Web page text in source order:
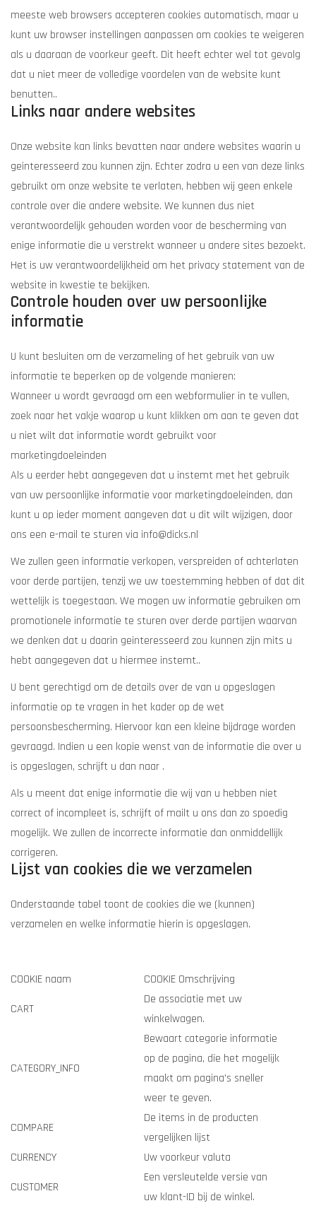
meeste web browsers accepteren cookies automatisch, maar u
kunt uw browser instellingen aanpassen om cookies te weigeren
als u daaraan de voorkeur geeft. Dit heeft echter wel tot gevolg
dat u niet meer de volledige voordelen van de website kunt
benutten..
Links naar andere websites
Onze website kan links bevatten naar andere websites waarin u
geinteresseerd zou kunnen zijn. Echter zodra u een van deze links
gebruikt om onze website te verlaten, hebben wij geen enkele
controle over die andere website. We kunnen dus niet
verantwoordelijk gehouden worden voor de bescherming van
enige informatie die u verstrekt wanneer u andere sites bezoekt.
Het is uw verantwoordelijkheid om het privacy statement van de
website in kwestie te bekijken.
Controle houden over uw persoonlijke
informatie
U kunt besluiten om de verzameling of het gebruik van uw
informatie te beperken op de volgende manieren:
Wanneer u wordt gevraagd om een webformulier in te vullen,
zoek naar het vakje waarop u kunt klikken om aan te geven dat
u niet wilt dat informatie wordt gebruikt voor
marketingdoeleinden
Als u eerder hebt aangegeven dat u instemt met het gebruik
van uw persoonlijke informatie voor marketingdoeleinden, dan
kunt u op ieder moment aangeven dat u dit wilt wijzigen, door
ons een e-mail te sturen via info@dicks.nl
We zullen geen informatie verkopen, verspreiden of achterlaten
voor derde partijen, tenzij we uw toestemming hebben of dat dit
wettelijk is toegestaan. We mogen uw informatie gebruiken om
promotionele informatie te sturen over derde partijen waarvan
we denken dat u daarin geinteresseerd zou kunnen zijn mits u
hebt aangegeven dat u hiermee instemt..
U bent gerechtigd om de details over de van u opgeslagen
informatie op te vragen in het kader op de wet
persoonsbescherming. Hiervoor kan een kleine bijdrage worden
gevraagd. Indien u een kopie wenst van de informatie die over u
is opgeslagen, schrijft u dan naar .
Als u meent dat enige informatie die wij van u hebben niet
correct of incompleet is, schrijft of mailt u ons dan zo spoedig
mogelijk. We zullen de incorrecte informatie dan onmiddellijk
corrigeren.
Lijst van cookies die we verzamelen
Onderstaande tabel toont de cookies die we (kunnen)
verzamelen en welke informatie hierin is opgeslagen.
COOKIE naam
COOKIE Omschrijving
CART
De associatie met uw
winkelwagen.
CATEGORY_INFO
Bewaart categorie informatie
op de pagina, die het mogelijk
maakt om pagina's sneller
weer te geven.
COMPARE
De items in de producten
vergelijken lijst
CURRENCY
Uw voorkeur valuta
CUSTOMER
Een versleutelde versie van
uw klant-ID bij de winkel.